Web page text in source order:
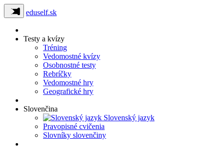
eduself.sk
Testy a kvízy
Tréning
Vedomostné kvízy
Osobnostné testy
Rebríčky
Vedomostné hry
Geografické hry
Slovenčina
Slovenský jazyk
Pravopisné cvičenia
Slovníky slovenčiny